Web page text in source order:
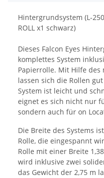
Hintergrundsystem (L-
ROLL x1 schwarz)
Dieses Falcon Eyes
komplettes System
Papierrolle. Mit Hilfe
lassen sich die Rollen
System ist leicht und
eignet es sich nicht nur
sondern auch für on
Die Breite des Systems
Rolle, die eingespannt
Rolle mit einer Breite
wird inklusive zwei
das Gewicht der 2,75 m